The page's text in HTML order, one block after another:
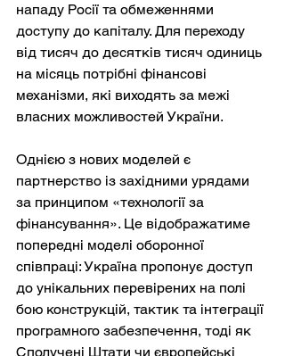
нападу Росії та обмеженнями
доступу до капіталу. Для переходу
від тисяч до десятків тисяч одиниць
на місяць потрібні фінансові
механізми, які виходять за межі
власних можливостей України.
Однією з нових моделей є
партнерство із західними урядами
за принципом «технології за
фінансування». Це відображатиме
попередні моделі оборонної
співпраці: Україна пропонує доступ
до унікальних перевірених на полі
бою конструкцій, тактик та інтеграції
програмного забезпечення, тоді як
Сполучені Штати чи європейські